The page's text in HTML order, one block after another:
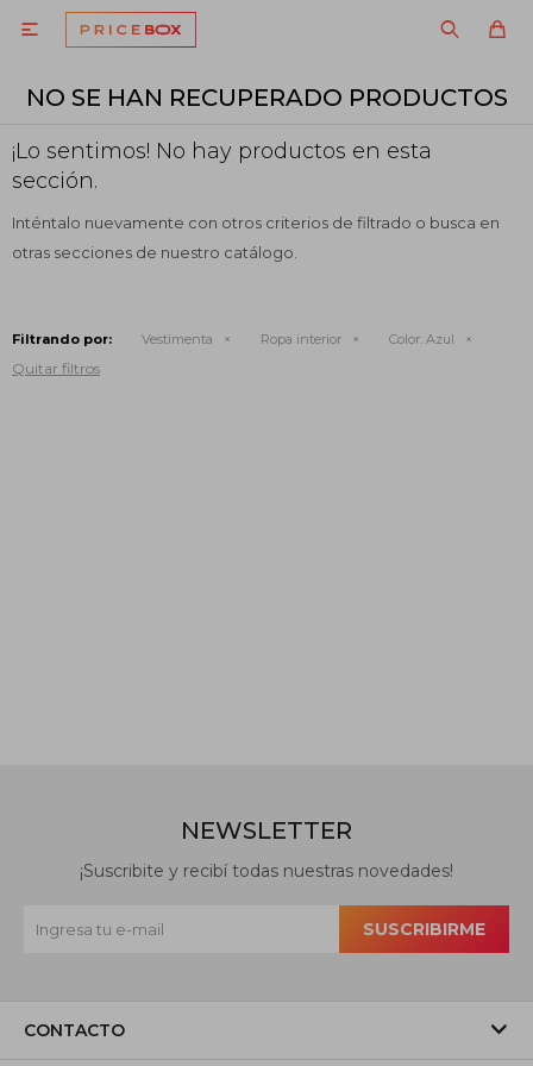

NO SE HAN RECUPERADO PRODUCTOS
¡Lo sentimos! No hay productos en esta
sección.
Inténtalo nuevamente con otros criterios de filtrado o busca en
otras secciones de nuestro catálogo.
Filtrando por: Vestimenta Ropa interior Color: Azul
Quitar filtros
CONTACTO
NEWSLETTER
¡Suscribite y recibí todas nuestras novedades!
SUSCRIBIRME